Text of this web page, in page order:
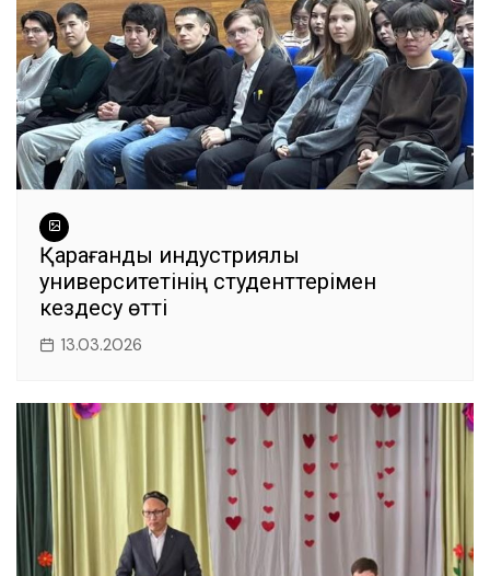
Қарағанды индустриялық
университетінің студенттерімен
кездесу өтті
13.03.2026